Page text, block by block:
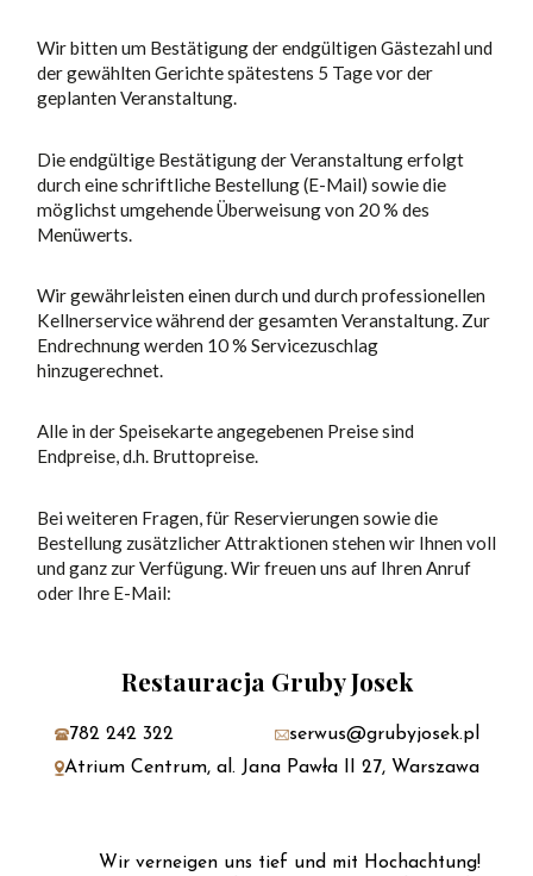
Wir bitten um Bestätigung der endgültigen Gästezahl und
der gewählten Gerichte spätestens 5 Tage vor der
geplanten Veranstaltung.
Die endgültige Bestätigung der Veranstaltung erfolgt
durch eine schriftliche Bestellung (E-Mail) sowie die
möglichst umgehende Überweisung von 20 % des
Menüwerts.
Wir gewährleisten einen durch und durch professionellen
Kellnerservice während der gesamten Veranstaltung. Zur
Endrechnung werden 10 % Servicezuschlag
hinzugerechnet.
Alle in der Speisekarte angegebenen Preise sind
Endpreise, d.h. Bruttopreise.
Bei weiteren Fragen, für Reservierungen sowie die
Bestellung zusätzlicher Attraktionen stehen wir Ihnen voll
und ganz zur Verfügung. Wir freuen uns auf Ihren Anruf
oder Ihre E-Mail:
Restauracja Gruby Josek
782 242 322
serwus@grubyjosek.pl
Atrium Centrum, al. Jana Pawła II 27, Warszawa
Wir verneigen uns tief und mit Hochachtung!